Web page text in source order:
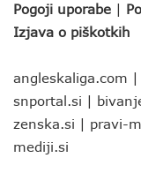
Pogoji uporabe |
Izjava o piškotkih
angleskaliga.com |
snportal.si |
zenska.si | pravi-
mediji.si